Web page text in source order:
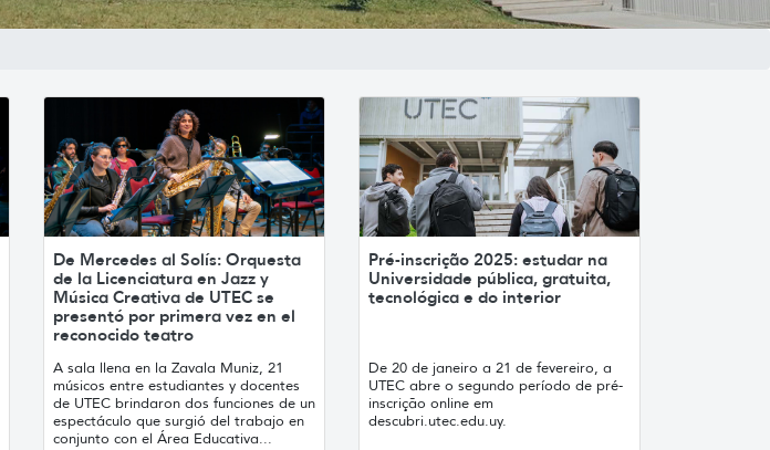
De Mercedes al Solís: Orquesta
de la Licenciatura en Jazz y
Música Creativa de UTEC se
presentó por primera vez en el
reconocido teatro
A sala llena en la Zavala Muniz, 21
músicos entre estudiantes y docentes
de UTEC brindaron dos funciones de un
espectáculo que surgió del trabajo en
conjunto con el Área Educativa...
Pré-inscrição 2025: estudar na
Universidade pública, gratuita,
tecnológica e do interior
De 20 de janeiro a 21 de fevereiro, a
UTEC abre o segundo período de pré-
inscrição online em
descubri.utec.edu.uy.